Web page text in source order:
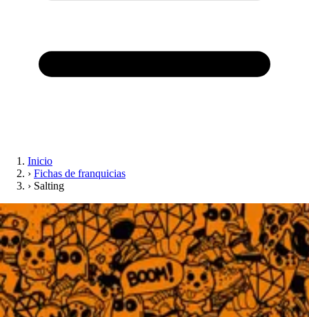
Inicio
› Fichas de franquicias
› Salting